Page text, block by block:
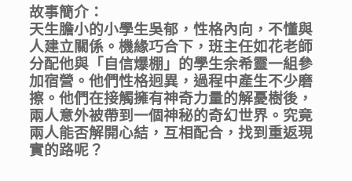
故事簡介：
天生膽小的小學生吳郁，性格內向，不懂與
人建立關係。機緣巧合下，班主任如花老師
分配他與「自信爆棚」的學生余希靈一組參
加宿營。他們性格迥異，過程中產生不少磨
擦。他們在接觸擁有神奇力量的解憂樹後，
兩人意外被帶到一個神秘的奇幻世界。究竟
兩人能否解開心結，互相配合，找到重返現
實的路呢？